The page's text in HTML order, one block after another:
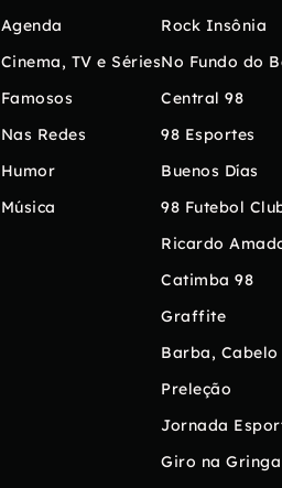
Agenda
Cinema, TV e Séries
Famosos
Nas Redes
Humor
Música
Rock Insônia
No Fundo do
Central 98
98 Esportes
Buenos Días
98 Futebol
Ricardo
Catimba 98
Graffite
Barba,
Preleção
Jornada
Giro na Gringa